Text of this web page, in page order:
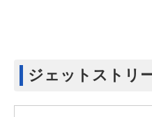
ジェットスト